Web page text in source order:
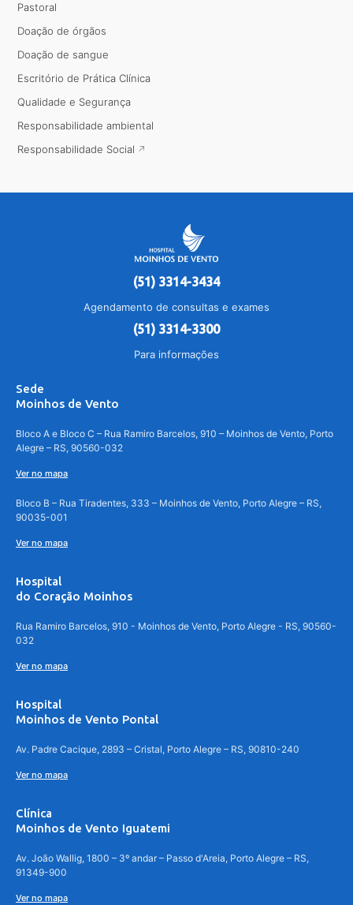
Pastoral
Doação de órgãos
Doação de sangue
Escritório de Prática Clínica
Qualidade e Segurança
Responsabilidade ambiental
Responsabilidade Social
(51) 3314-3434
Agendamento de consultas e exames
(51) 3314-3300
Para informações
Sede
Moinhos de Vento
Bloco A e Bloco C – Rua Ramiro Barcelos, 910 – Moinhos de Vento, Porto
Alegre – RS, 90560-032
Ver no mapa
Bloco B – Rua Tiradentes, 333 – Moinhos de Vento, Porto Alegre – RS,
90035-001
Ver no mapa
Hospital
do Coração Moinhos
Rua Ramiro Barcelos, 910 - Moinhos de Vento, Porto Alegre - RS, 90560-
032
Ver no mapa
Hospital
Moinhos de Vento Pontal
Av. Padre Cacique, 2893 – Cristal, Porto Alegre – RS, 90810-240
Ver no mapa
Clínica
Moinhos de Vento Iguatemi
Av. João Wallig, 1800 – 3º andar – Passo d'Areia, Porto Alegre – RS,
91349-900
Ver no mapa